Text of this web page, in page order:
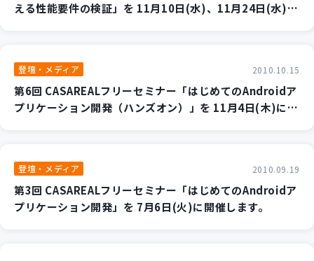
える性能要件の検証」を 11月10日(水)、11月24日(水)に
登壇・メディア 2010.10.15
第6回 CASAREALフリーセミナー「はじめてのAndroidア
プリケーション開発（ハンズオン）」を 11月4日(木)に開
登壇・メディア 2010.09.19
第3回 CASAREALフリーセミナー「はじめてのAndroidア
プリケーション開発」を 7月6日(火)に開催します。